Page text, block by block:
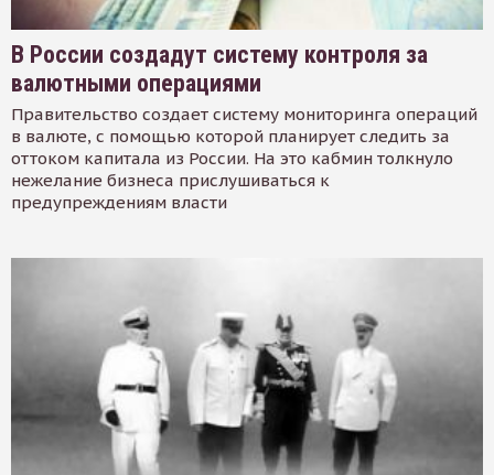
В России создадут систему контроля за
валютными операциями
Правительство создает систему мониторинга операций
в валюте, с помощью которой планирует следить за
оттоком капитала из России. На это кабмин толкнуло
нежелание бизнеса прислушиваться к
предупреждениям власти